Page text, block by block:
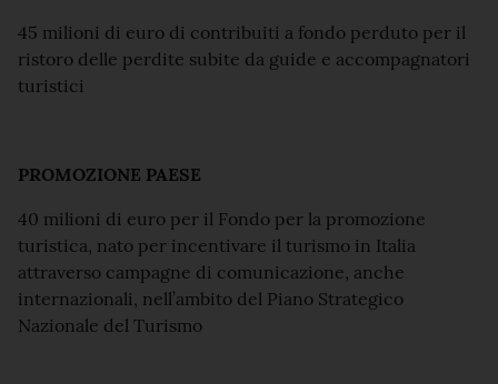
45 milioni di euro di contribuiti a fondo perduto per il
ristoro delle perdite subite da guide e accompagnatori
turistici
PROMOZIONE PAESE
40 milioni di euro per il Fondo per la promozione
turistica, nato per incentivare il turismo in Italia
attraverso campagne di comunicazione, anche
internazionali, nell’ambito del Piano Strategico
Nazionale del Turismo